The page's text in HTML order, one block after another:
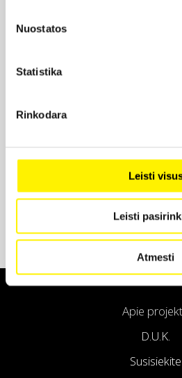
Nuostatos
Statistika
Rinkodara
Leisti
Leisti
Atmesti
Apie
D.U.K.
Susisiekite